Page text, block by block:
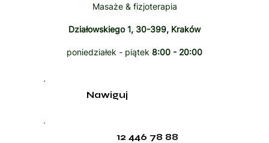
Masaże & fizjoterapia
Działowskiego 1, 30-399, Kraków
poniedziałek - piątek 8:00 - 20:00
12 446 78 88
Nawiguj